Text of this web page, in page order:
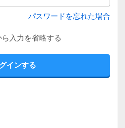
パスワードを忘れた場合
ら入力を省略する